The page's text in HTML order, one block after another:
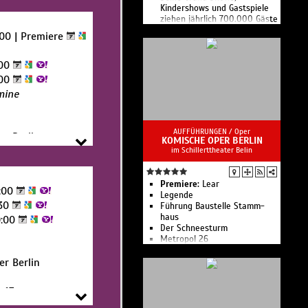
13a
| Premiere
Berlin
Berlin
Kindershows und Gastspiele
ziehen jährlich 700.000 Gäste
Mit über 160 Mitwirkenden
pro Vorstellung sind dies die
AUFFÜHRUNGEN / Oper
KOMISCHE OPER BERLIN
im Schillerttheater Belin
Premiere: Lear
Legende
Führung Bau­stelle Stamm­
haus
Der Schnee­sturm
Metropol 26
Führungen
Führung Spezial Kostüm